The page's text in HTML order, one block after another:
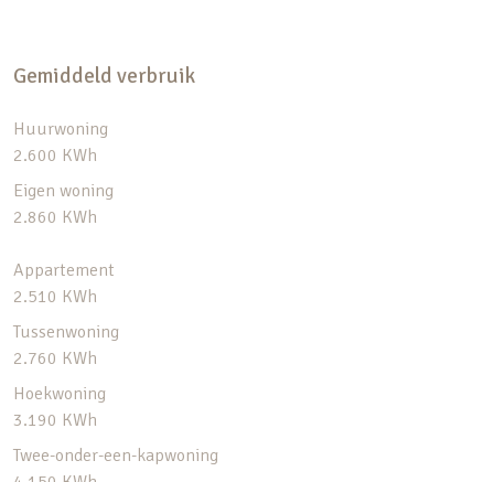
Gemiddeld verbruik
Huurwoning
2.600 KWh
Eigen woning
2.860 KWh
Appartement
2.510 KWh
Tussenwoning
2.760 KWh
Hoekwoning
3.190 KWh
Twee-onder-een-kapwoning